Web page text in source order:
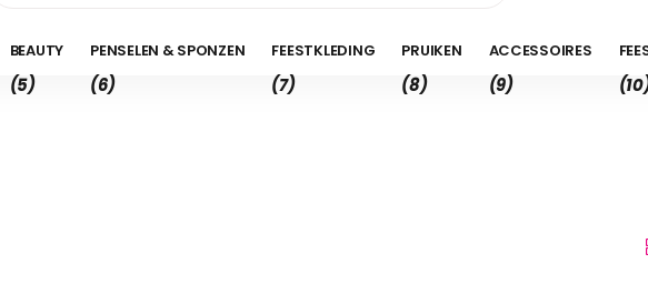
BEAUTY
(5)
PENSELEN & SPONZEN
(6)
FEESTKLEDING
(7)
PRUIKEN
(8)
ACCESSOIRES
(9)